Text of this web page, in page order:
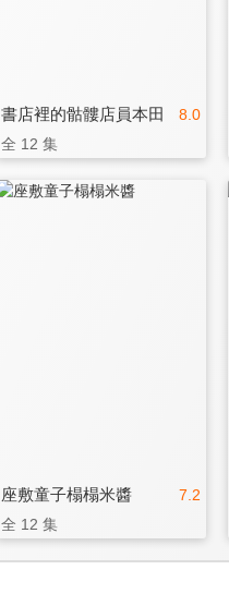
8.0
書店裡的骷髏店員本田
全 12 集
7.2
座敷童子榻榻米醬
全 12 集